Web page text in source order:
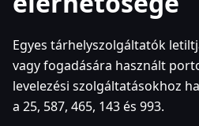
Egyes tárhelyszolgáltatók
vagy fogadására használt
levelezési szolgáltatásokhoz
a 25, 587, 465, 143 és 993.